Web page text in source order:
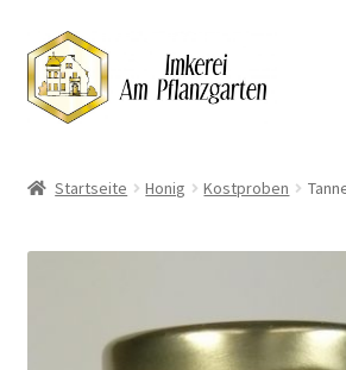
Zur
Navigation
springen
Zum
Inhalt
springen
Startseite Honig Kostproben